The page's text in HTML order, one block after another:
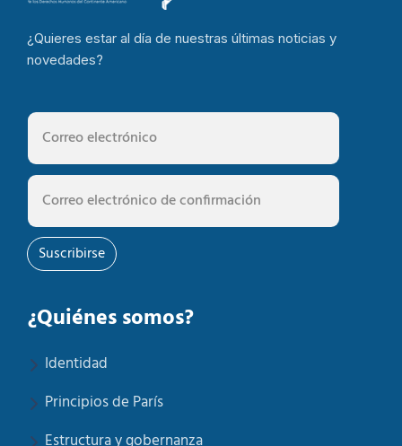
¿Quieres estar al día de nuestras últimas noticias y
novedades?
Suscribirse
¿Quiénes somos?
Identidad
Principios de París
Estructura y gobernanza